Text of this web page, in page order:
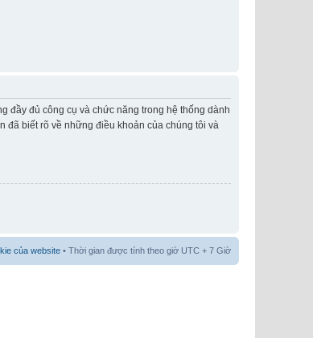
đầy đủ công cụ và chức năng trong hệ thống dành
đã biết rõ về những điều khoản của chúng tôi và
của website • Thời gian được tính theo giờ UTC + 7 Giờ